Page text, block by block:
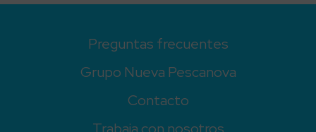
Preguntas frecuentes
Grupo Nueva Pescanova
Contacto